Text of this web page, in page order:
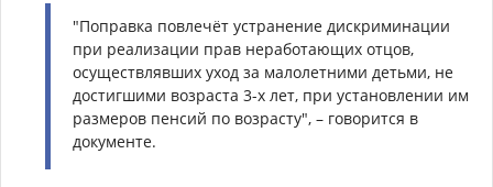
"Поправка повлечёт устранение дискриминации
при реализации прав неработающих отцов,
осуществлявших уход за малолетними детьми, не
достигшими возраста 3-х лет, при установлении им
размеров пенсий по возрасту", – говорится в
документе.